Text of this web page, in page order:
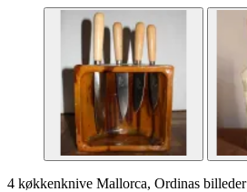
4 køkkenknive Mallorca, Ordinas billeder